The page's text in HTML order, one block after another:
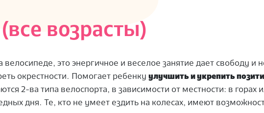
возрасты)
велосипеде, это энергичное и веселое занятие дает свободу и
окрестности. Помогает ребенку улучшить и укрепить
2-ва типа велоспорта, в зависимости от местности: в горах
дня. Те, кто не умеет ездить на колесах, имеют